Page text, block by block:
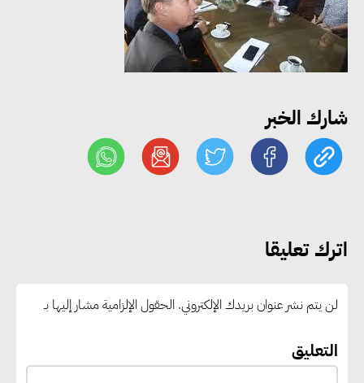
شارك الخبر
اترك تعليقا
لن يتم نشر عنوان بريدك الإلكتروني. الحقول الإلزامية مشار إليها بـ
التعليق
مجلس الوزراء: تراجع معدل
البطالة في مصر إلى 5.8% خلال
الربع الثاني من 2026
الصين تعزيز الشراكات الصناعية
وجذب استثمارات جديدة إلى مصر
الانتظار حتى نهاية المرحلة
رئيس الوزراء يستقبل المدير العام